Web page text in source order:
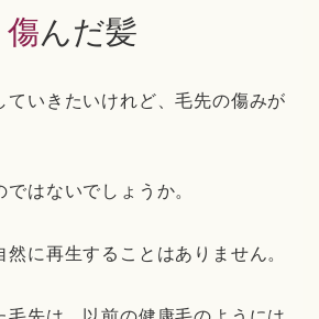
傷んだ髪
ていきたいけれど、毛先の傷みが
はないでしょうか。
に再生することはありません。